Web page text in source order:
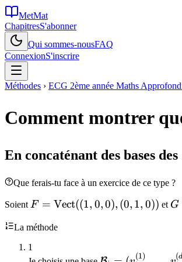
MetMat
ChapitresS'abonner
Qui sommes-nousFAQ
ConnexionS'inscrire
Méthodes › ECG 2ème année Maths
Comment montrer
En concaténant des bases des
Que ferais-tu face à un exercice de ce type ?
Soient F =
((1,0,0), (0,1,0))
F = Vect((1, 0,0), (0, 1, 0)) et G
La méthode
1
\mathcal{B}_i
(1) (